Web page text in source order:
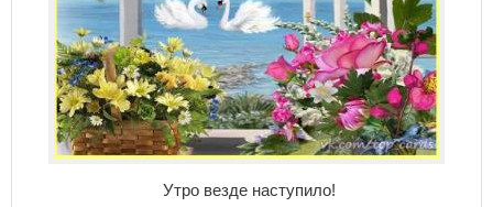
Утро везде наступило!